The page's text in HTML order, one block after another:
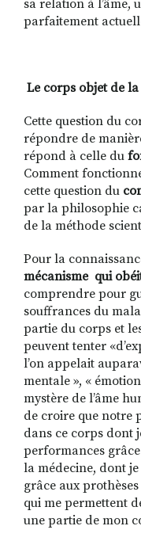
sa relation à l’âme,
parfaitement
Le corps objet de la
Cette question du
répondre de
répond à celle du
Comment
cette question du
par la philosophie
de la méthode
Pour la
mécanisme qui
comprendre pour
souffrances du
partie du corps et
peuvent tenter
l’on appelait
mentale », «
mystère de l’âme
de croire que notre
dans ce corps dont
performances
la médecine, dont
grâce aux
qui me permettent
une partie de mon